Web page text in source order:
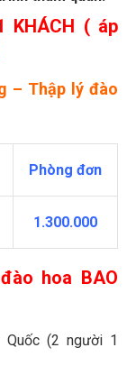
KHÁCH ( áp
– Thập lý đào
Phòng đơn
1.300.000
hoa BAO
Quốc (2 người 1